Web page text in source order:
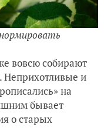
вовсю собирают
. Неприхотливые и
на
бывает
о старых